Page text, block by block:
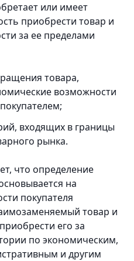
или имеет
приобрести товар и
за ее пределами
товара,
возможности
входящих в границы
рынка.
что определение
на
покупателя
товар и
его за
по экономическим,
и другим